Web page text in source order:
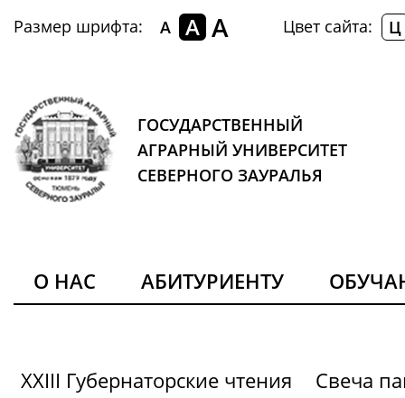
Размер шрифта: A A A Цвет сайта: Ц
ГОСУДАРСТВЕННЫЙ
АГРАРНЫЙ УНИВЕРСИТЕТ
СЕВЕРНОГО ЗАУРАЛЬЯ
О НАС АБИТУРИЕНТУ
XXIII Губернаторские чтения
Свеча